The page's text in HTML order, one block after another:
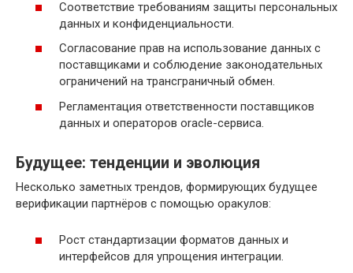
Соответствие требованиям защиты персональных
данных и конфиденциальности.
Согласование прав на использование данных с
поставщиками и соблюдение законодательных
ограничений на трансграничный обмен.
Регламентация ответственности поставщиков
данных и операторов oracle-сервиса.
Будущее: тенденции и эволюция
Несколько заметных трендов, формирующих будущее
верификации партнёров с помощью оракулов:
Рост стандартизации форматов данных и
интерфейсов для упрощения интеграции.